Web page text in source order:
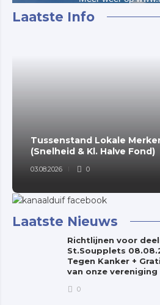
Laatste Info
Tussenstand Lokale
(Snelheid & Kl. Halve Fond)
03.08.2026 0
Laatste Nieuws
Richtlijnen voor
St.Soupplets
Tegen Kanker +
van onze vereniging
0